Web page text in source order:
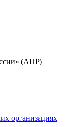
(АПР)
организациях